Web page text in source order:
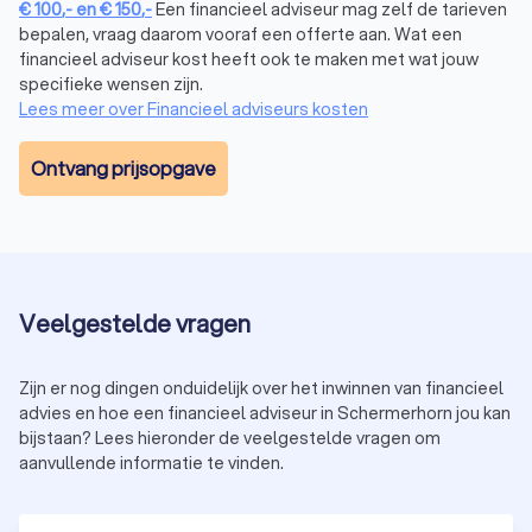
ervoor dat je niet alleen nu, maar ook in de toekomst
comfortabel kunt wonen.
Financieel adviseur beleggen in
Schermerhorn
Wil je vermogen opbouwen door te beleggen, maar weet je
Je doelen: beleg je voor de korte of lange termijn?
Je huidige financiële situatie en hoeveel je kunt missen.
beleggingsproducten, zoals aandelen, obligaties of fondsen,
en zorgt dat je een evenwichtige portefeuille opbouwt. Neem
vandaag nog contact op met eenbeleggingsadviseur
Schermerhorn en begin met het opbouwen van je financiële
€100,- en€150,-Een financieel adviseur mag zelf de tarieven
bepalen, vraag daarom vooraf een offerte aan. Wat een
financieel adviseur kost heeft ook te maken met wat jouw
specifieke wensen zijn.
Lees meer over Financieel adviseurs kosten
Ontvang prijsopgave
Veelgestelde vragen
Zijn er nog dingen onduidelijk over het inwinnen van financieel
advies en hoe een financieel adviseur in Schermerhorn jou kan
bijstaan? Lees hieronder de veelgestelde vragen om
aanvullende informatie te vinden.